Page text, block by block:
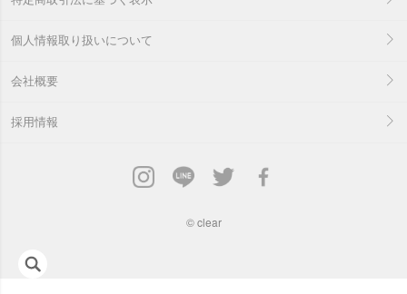
個人情報取り扱いについて
会社概要
採用情報
© clear